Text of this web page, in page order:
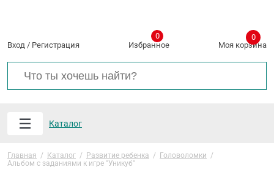
Вход / Регистрация Избранное
0
Моя корзина
0
Каталог
Главная / Каталог / Развитие ребенка / Головоломки /
Альбом с заданиями к игре "Уникуб"